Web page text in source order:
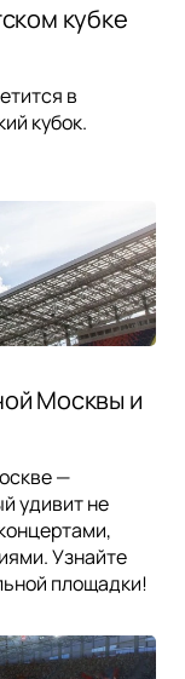
кубке
в
кубок.
Москвы и
—
удивит не
Узнайте
площадки!